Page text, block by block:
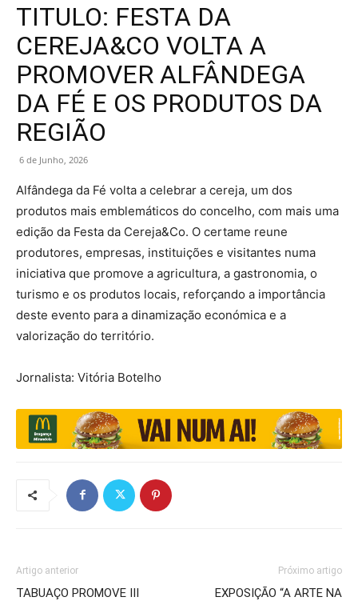
TITULO: FESTA DA
CEREJA&CO VOLTA A
PROMOVER ALFÂNDEGA
DA FÉ E OS PRODUTOS DA
REGIÃO
6 de Junho, 2026
Alfândega da Fé volta a celebrar a cereja, um dos
produtos mais emblemáticos do concelho, com mais uma
edição da Festa da Cereja&Co. O certame reune
produtores, empresas, instituições e visitantes numa
iniciativa que promove a agricultura, a gastronomia, o
turismo e os produtos locais, reforçando a importância
deste evento para a dinamização económica e a
valorização do território.
Jornalista: Vitória Botelho
Artigo anterior
TABUAÇO PROMOVE III
Próximo artigo
EXPOSIÇÃO “A ARTE NA